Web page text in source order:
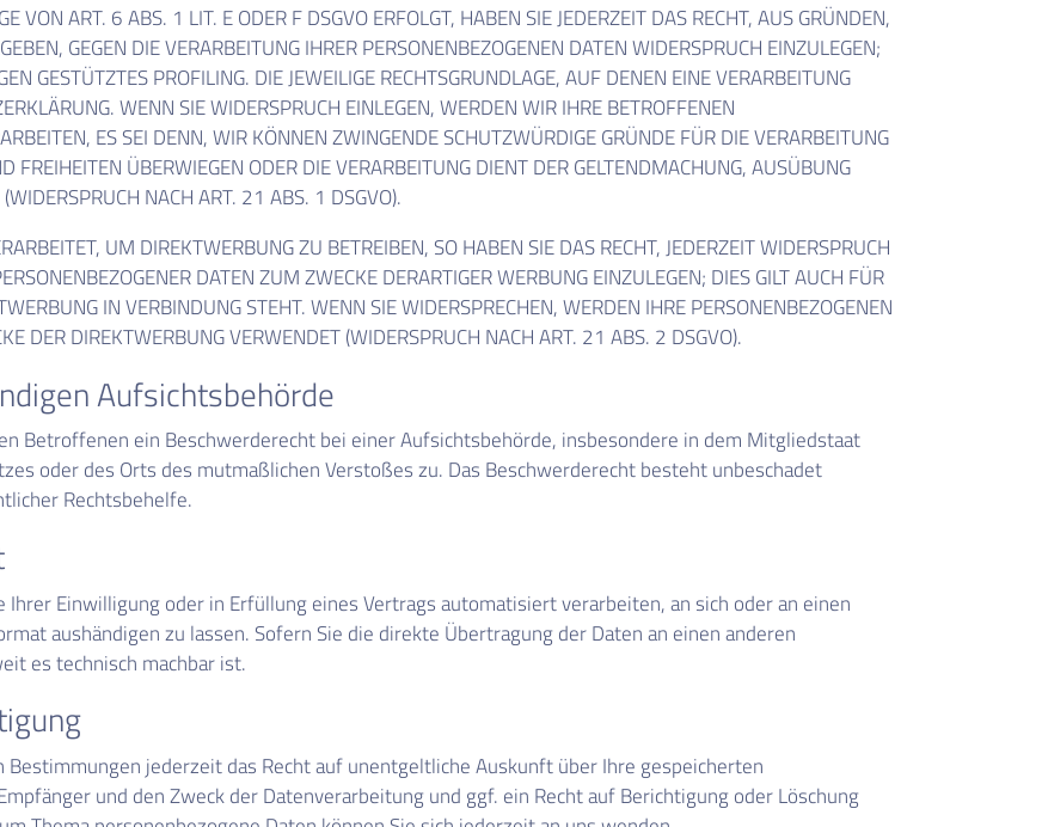
VON ART. 6 ABS. 1 LIT. E ODER F DSGVO ERFOLGT, HABEN SIE JEDERZEIT DAS RECHT, AUS GRÜNDEN,
GEGEN DIE VERARBEITUNG IHRER PERSONENBEZOGENEN DATEN WIDERSPRUCH EINZULEGEN;
GESTÜTZTES PROFILING. DIE JEWEILIGE RECHTSGRUNDLAGE, AUF DENEN EINE VERARBEITUNG
WENN SIE WIDERSPRUCH EINLEGEN, WERDEN WIR IHRE BETROFFENEN
ES SEI DENN, WIR KÖNNEN ZWINGENDE SCHUTZWÜRDIGE GRÜNDE FÜR DIE VERARBEITUNG
FREIHEITEN ÜBERWIEGEN ODER DIE VERARBEITUNG DIENT DER GELTENDMACHUNG, AUSÜBUNG
NACH ART. 21 ABS. 1 DSGVO).
UM DIREKTWERBUNG ZU BETREIBEN, SO HABEN SIE DAS RECHT, JEDERZEIT WIDERSPRUCH
DATEN ZUM ZWECKE DERARTIGER WERBUNG EINZULEGEN; DIES GILT AUCH FÜR
IN VERBINDUNG STEHT. WENN SIE WIDERSPRECHEN, WERDEN IHRE PERSONENBEZOGENEN
DER DIREKTWERBUNG VERWENDET (WIDERSPRUCH NACH ART. 21 ABS. 2 DSGVO).
Aufsichts­behörde
Betroffenen ein Beschwerderecht bei einer Aufsichtsbehörde, insbesondere in dem Mitgliedstaat
oder des Orts des mutmaßlichen Verstoßes zu. Das Beschwerderecht besteht unbeschadet
Rechtsbehelfe.
Ihrer Einwilligung oder in Erfüllung eines Vertrags automatisiert verarbeiten, an sich oder an einen
aushändigen zu lassen. Sofern Sie die direkte Übertragung der Daten an einen anderen
es technisch machbar ist.
jederzeit das Recht auf unentgeltliche Auskunft über Ihre gespeicherten
und den Zweck der Datenverarbeitung und ggf. ein Recht auf Berichtigung oder Löschung